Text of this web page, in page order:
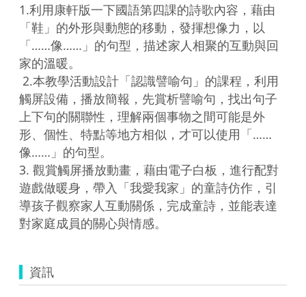
1.利用康軒版一下國語第四課的詩歌內容，藉由
「鞋」的外形與動態的移動，發揮想像力，以
「……像……」的句型，描述家人相聚的互動與回
家的溫暖。
觸屏設備，播放簡報，先賞析譬喻句，找出句子
上下句的關聯性，理解兩個事物之間可能是外
形、個性、特點等地方相似，才可以使用「……
像……」的句型。
3. 觀賞觸屏播放動畫，藉由電子白板，進行配對
遊戲做暖身，帶入「我愛我家」的童詩仿作，引
導孩子觀察家人互動關係，完成童詩，並能表達
對家庭成員的關心與情感。
資訊